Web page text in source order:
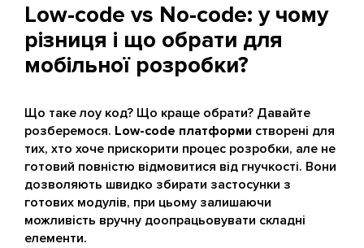
Low-code vs No-code: у чому
різниця і що обрати для
мобільної розробки?
Що таке лоу код? Що краще обрати? Давайте
розберемося. Low-code платформи створені для
тих, хто хоче прискорити процес розробки, але не
готовий повністю відмовитися від гнучкості. Вони
дозволяють швидко збирати застосунки з
готових модулів, при цьому залишаючи
можливість вручну доопрацьовувати складні
елементи.